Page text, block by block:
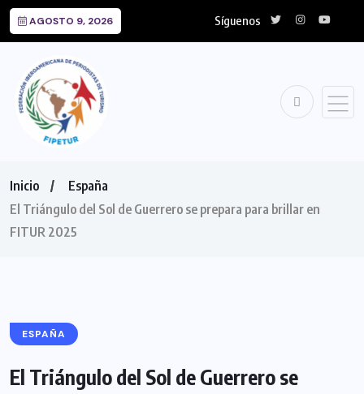
AGOSTO 9, 2026 Síguenos
Inicio
España
El Triángulo del Sol de Guerrero se prepara para brillar en
FITUR 2025
ESPAÑA
El Triángulo del Sol de Guerrero se